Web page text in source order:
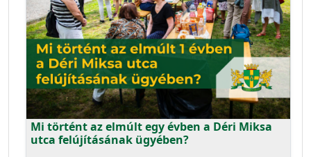
Mi történt az elmúlt egy évben a Déri Miksa
utca felújításának ügyében?